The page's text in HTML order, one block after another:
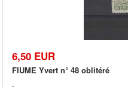
6,50 EUR
FIUME Yvert n° 48 oblitéré